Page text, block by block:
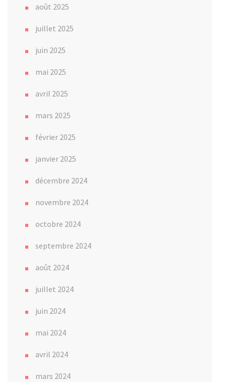
août 2025
juillet 2025
juin 2025
mai 2025
avril 2025
mars 2025
février 2025
janvier 2025
décembre 2024
novembre 2024
octobre 2024
septembre 2024
août 2024
juillet 2024
juin 2024
mai 2024
avril 2024
mars 2024